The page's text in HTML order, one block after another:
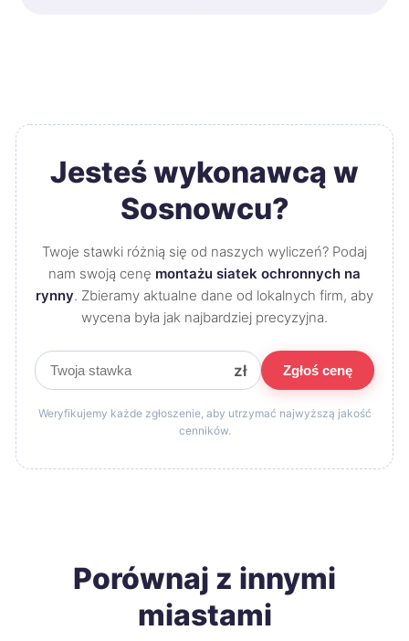
Jesteś wykonawcą w
Sosnowcu?
Twoje stawki różnią się od naszych wyliczeń? Podaj
nam swoją cenę montażu siatek ochronnych na
rynny. Zbieramy aktualne dane od lokalnych firm, aby
wycena była jak najbardziej precyzyjna.
zł Zgłoś cenę
Weryfikujemy każde zgłoszenie, aby utrzymać najwyższą jakość
cenników.
Porównaj z innymi
miastami